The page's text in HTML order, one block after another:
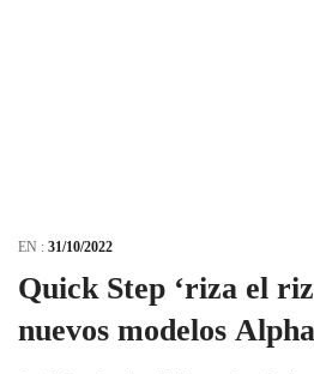
EN : 31/10/2022
Quick Step ‘riza el
nuevos modelos